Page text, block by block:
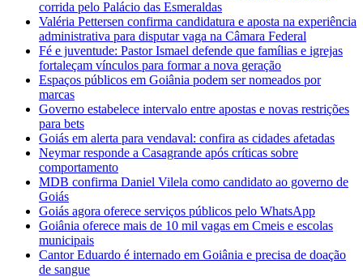
corrida pelo Palácio das Esmeraldas
Valéria Pettersen confirma candidatura e aposta na experiência
administrativa para disputar vaga na Câmara Federal
Fé e juventude: Pastor Ismael defende que famílias e igrejas
fortaleçam vínculos para formar a nova geração
Espaços públicos em Goiânia podem ser nomeados por
marcas
Governo estabelece intervalo entre apostas e novas restrições
para bets
Goiás em alerta para vendaval: confira as cidades afetadas
Neymar responde a Casagrande após críticas sobre
comportamento
MDB confirma Daniel Vilela como candidato ao governo de
Goiás
Goiás agora oferece serviços públicos pelo WhatsApp
Goiânia oferece mais de 10 mil vagas em Cmeis e escolas
municipais
Cantor Eduardo é internado em Goiânia e precisa de doação
de sangue